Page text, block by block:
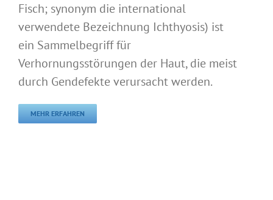
Fisch; synonym die international
verwendete Bezeichnung Ichthyosis) ist
ein Sammelbegriff für
Verhornungsstörungen der Haut, die meist
durch Gendefekte verursacht werden.
MEHR ERFAHREN